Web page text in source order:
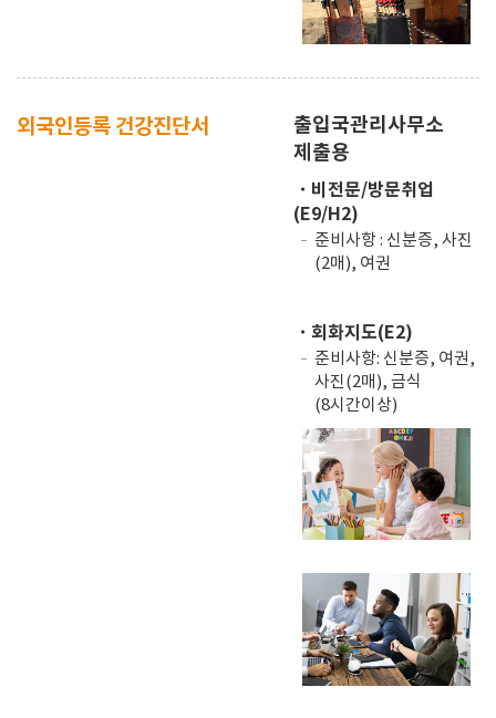
외국인등록 건강진단서
출입국관리사무소
제출용
・비전문/방문취업
(E9/H2)
준비사항 : 신분증, 사진
(2매), 여권
・회화지도(E2)
준비사항: 신분증, 여권,
사진(2매), 금식
(8시간이상)